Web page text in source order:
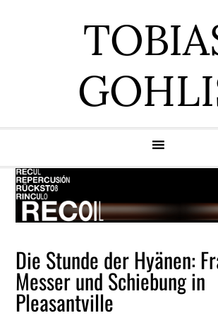
Die Stunde der Hyänen:
Messer und Schiebung in
Pleasantville